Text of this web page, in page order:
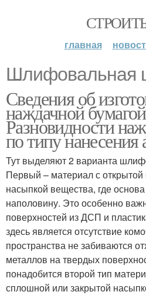
главная
Шлифовальная
Сведения об
наждачной
Разновидности
по типу нанесения
Тут выделяют 2 варианта
Первый – материал с открытой
насыпкой вещества, где
наполовину. Это особенно
поверхностей из ДСП и
здесь является отсутствие
пространства не забиваются
металлов на твердых
понадобится второй тип
сплошной или закрытой